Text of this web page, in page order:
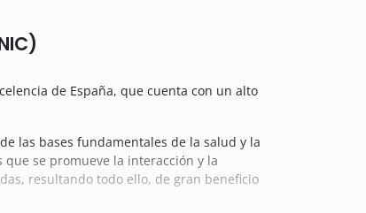
de España, que cuenta con un alto
las bases fundamentales de la salud y la
se promueve la interacción y la
resultando todo ello, de gran beneficio